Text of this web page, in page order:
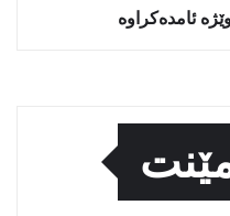
ئامدەکراوە